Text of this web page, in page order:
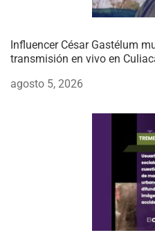
Influencer César Gastélum
transmisión en vivo en
agosto 5, 2026